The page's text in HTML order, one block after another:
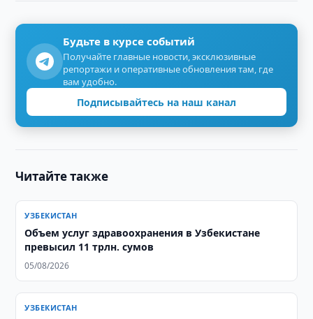
Будьте в курсе событий
Получайте главные новости, эксклюзивные
репортажи и оперативные обновления там, где
вам удобно.
Подписывайтесь на наш канал
Читайте также
УЗБЕКИСТАН
​​​​​​​Объем услуг здравоохранения в Узбекистане
превысил 11 трлн. сумов
05/08/2026
УЗБЕКИСТАН